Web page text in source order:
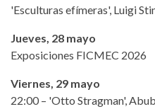
'Esculturas efímeras', Luigi
Jueves, 28 mayo
Exposiciones FICMEC 2026
Viernes, 29 mayo
22:00 – 'Otto Stragman',